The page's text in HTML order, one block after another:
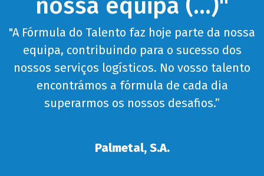
dedicação do
Fórmula do
foram
para ajudar-nos no
desenvolvimento
talento das nossas
pessoas assim